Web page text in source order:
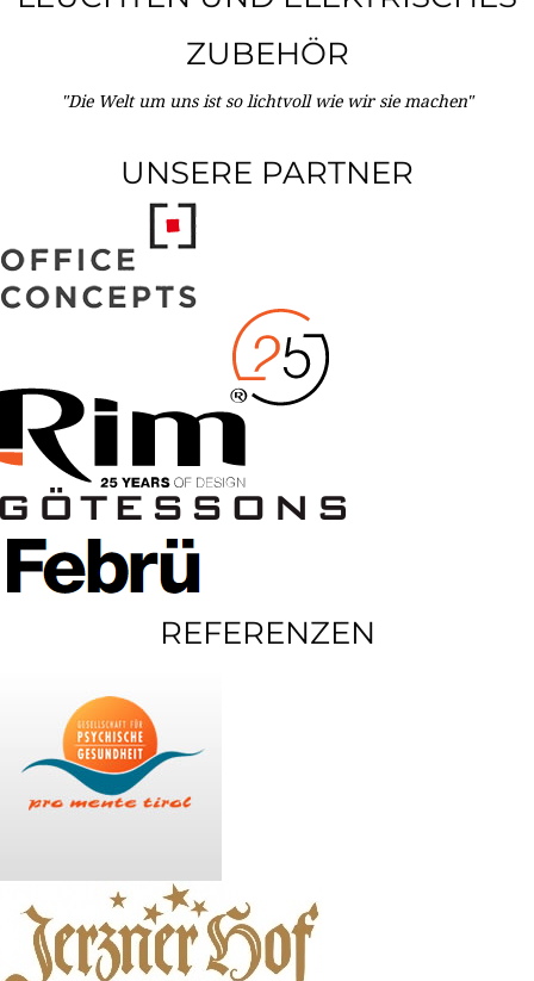
ZUBEHÖR
"Die Welt um uns ist so lichtvoll wie wir sie machen"
UNSERE PARTNER
REFERENZEN